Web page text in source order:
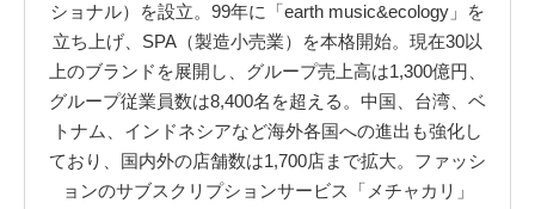
ショナル）を設立。99年に「earth music&ecology」を
立ち上げ、SPA（製造小売業）を本格開始。現在30以
上のブランドを展開し、グループ売上高は1,300億円、
グループ従業員数は8,400名を超える。中国、台湾、ベ
トナム、インドネシアなど海外各国への進出も強化し
ており、国内外の店舗数は1,700店まで拡大。ファッシ
ョンのサブスクリプションサービス「メチャカリ」